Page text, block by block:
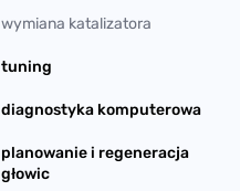
wymiana katalizatora
tuning
diagnostyka komputerowa
planowanie i regeneracja
głowic